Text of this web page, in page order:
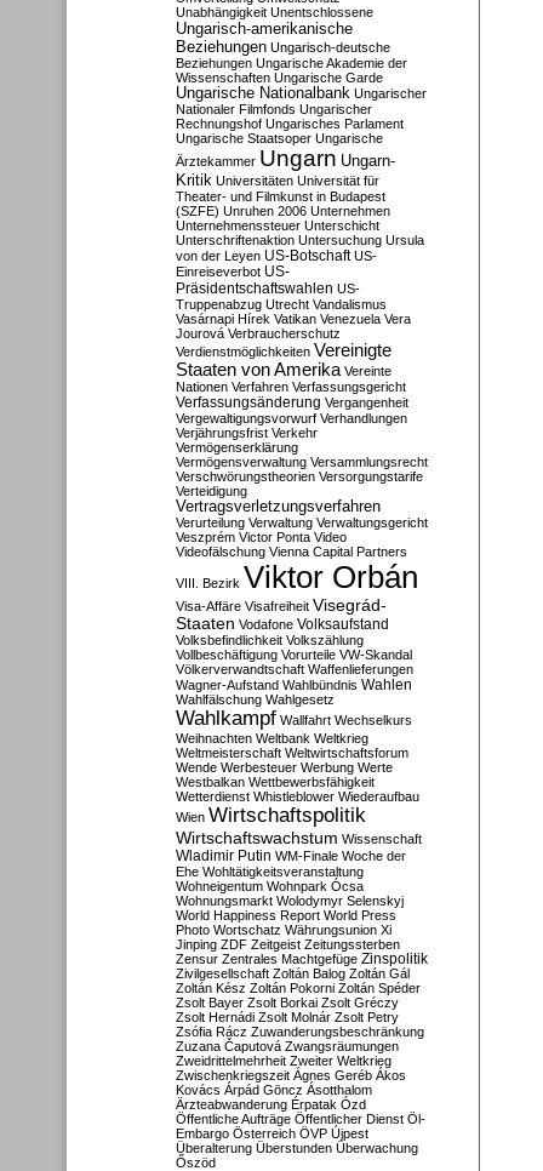
Unabhängigkeit Unentschlossene
Ungarisch-amerikanische
Beziehungen Ungarisch-deutsche
Beziehungen Ungarische Akademie der
Wissenschaften Ungarische Garde
Ungarische Nationalbank Ungarischer
Nationaler Filmfonds Ungarischer
Rechnungshof Ungarisches Parlament
Ungarische Staatsoper Ungarische
Ärztekammer Ungarn Ungarn-
Kritik Universitäten Universität für
Theater- und Filmkunst in Budapest
(SZFE) Unruhen 2006 Unternehmen
Unternehmenssteuer Unterschicht
Unterschriftenaktion Untersuchung Ursula
von der Leyen US-Botschaft US-
Einreiseverbot US-
Präsidentschaftswahlen US-
Truppenabzug Utrecht Vandalismus
Vasárnapi Hírek Vatikan Venezuela Vera
Jourová Verbraucherschutz
Verdienstmöglichkeiten Vereinigte
Staaten von Amerika Vereinte
Nationen Verfahren Verfassungsgericht
Verfassungsänderung Vergangenheit
Vergewaltigungsvorwurf Verhandlungen
Verjährungsfrist Verkehr
Vermögenserklärung
Vermögensverwaltung Versammlungsrecht
Verschwörungstheorien Versorgungstarife
Verteidigung
Vertragsverletzungsverfahren
Verurteilung Verwaltung Verwaltungsgericht
Veszprém Victor Ponta Video
Videofälschung Vienna Capital Partners
VIII. Bezirk Viktor Orbán
Visa-Affäre Visafreiheit Visegrád-
Staaten Vodafone Volksaufstand
Volksbefindlichkeit Volkszählung
Vollbeschäftigung Vorurteile VW-Skandal
Völkerverwandtschaft Waffenlieferungen
Wagner-Aufstand Wahlbündnis Wahlen
Wahlfälschung Wahlgesetz
Wahlkampf Wallfahrt Wechselkurs
Weihnachten Weltbank Weltkrieg
Weltmeisterschaft Weltwirtschaftsforum
Wende Werbesteuer Werbung Werte
Westbalkan Wettbewerbsfähigkeit
Wetterdienst Whistleblower Wiederaufbau
Wien Wirtschaftspolitik
Wirtschaftswachstum Wissenschaft
Wladimir Putin WM-Finale Woche der
Ehe Wohltätigkeitsveranstaltung
Wohneigentum Wohnpark Ócsa
Wohnungsmarkt Wolodymyr Selenskyj
World Happiness Report World Press
Photo Wortschatz Währungsunion Xi
Jinping ZDF Zeitgeist Zeitungssterben
Zensur Zentrales Machtgefüge Zinspolitik
Zivilgesellschaft Zoltán Balog Zoltán Gál
Zoltán Kész Zoltán Pokorni Zoltán Spéder
Zsolt Bayer Zsolt Borkai Zsolt Gréczy
Zsolt Hernádi Zsolt Molnár Zsolt Petry
Zsófia Rácz Zuwanderungsbeschränkung
Zuzana Čaputová Zwangsräumungen
Zweidrittelmehrheit Zweiter Weltkrieg
Zwischenkriegszeit Ágnes Geréb Ákos
Kovács Árpád Göncz Ásotthalom
Ärzteabwanderung Érpatak Ózd
Öffentliche Aufträge Öffentlicher Dienst Öl-
Embargo Österreich ÖVP Újpest
Überalterung Überstunden Überwachung
Őszöd